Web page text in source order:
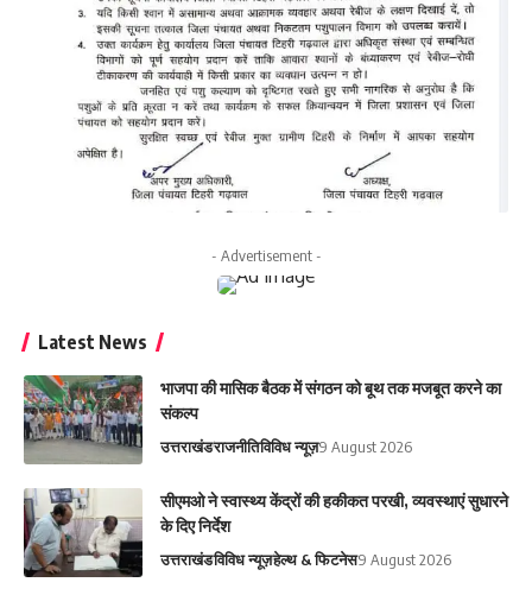
- Advertisement -
Latest News
भाजपा की मासिक बैठक में संगठन को बूथ तक मजबूत करने का
संकल्प
उत्तराखंडराजनीतिविविध न्यूज़9 August 2026
सीएमओ ने स्वास्थ्य केंद्रों की हकीकत परखी, व्यवस्थाएं सुधारने
के दिए निर्देश
उत्तराखंडविविध न्यूज़हेल्थ & फिटनेस9 August 2026